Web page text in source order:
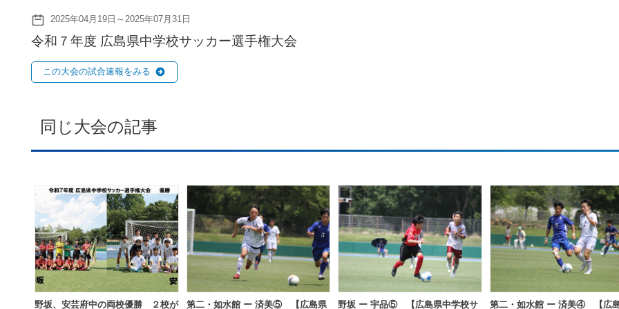
2025年04月19日～2025年07月31日
令和７年度 広島県中学校サッカー選手権大会
この大会の試合速報をみる
同じ大会の記事
野坂、安芸府中の両校優勝 ２校が 第二・如水館 ー 済美⑤ 【広島県 野坂 ー 宇品⑤ 【広島県中学校サ 第二・如水館 ー 済美④ 【広